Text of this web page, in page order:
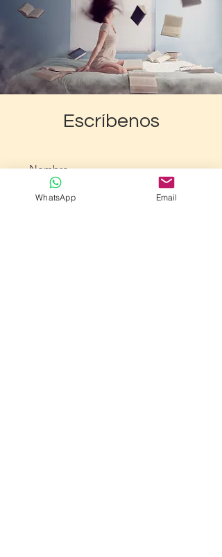
Escríbenos
WhatsApp Email